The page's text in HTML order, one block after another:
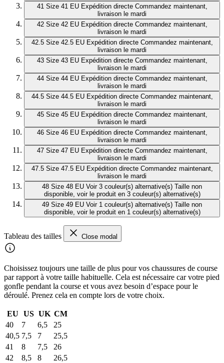
41 Size 41 EU Expédition directe Commandez maintenant,
livraison le mardi
42 Size 42 EU Expédition directe Commandez maintenant,
livraison le mardi
42.5 Size 42.5 EU Expédition directe Commandez maintenant,
livraison le mardi
43 Size 43 EU Expédition directe Commandez maintenant,
livraison le mardi
44 Size 44 EU Expédition directe Commandez maintenant,
livraison le mardi
44.5 Size 44.5 EU Expédition directe Commandez maintenant,
livraison le mardi
45 Size 45 EU Expédition directe Commandez maintenant,
livraison le mardi
46 Size 46 EU Expédition directe Commandez maintenant,
livraison le mardi
47 Size 47 EU Expédition directe Commandez maintenant,
livraison le mardi
47.5 Size 47.5 EU Expédition directe Commandez maintenant,
livraison le mardi
48 Size 48 EU Voir 3 couleur(s) alternative(s) Taille non
disponible, voir le produit en 3 couleur(s) alternative(s)
49 Size 49 EU Voir 1 couleur(s) alternative(s) Taille non
disponible, voir le produit en 1 couleur(s) alternative(s)
Tableau des tailles Close modal
Choisissez toujours une taille de plus pour vos chaussures de course
par rapport à votre taille habituelle. Cela est nécessaire car votre pied
gonfle pendant la course et vous avez besoin d’espace pour le
déroulé. Prenez cela en compte lors de votre choix.
EU US UK CM
40
7 6,5
25
40,5 7,5 7
25,5
41
8 7,5
26
42
8,5 8
26,5